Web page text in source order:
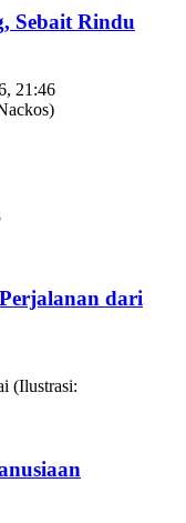
Sebait Rindu
21:46
dari